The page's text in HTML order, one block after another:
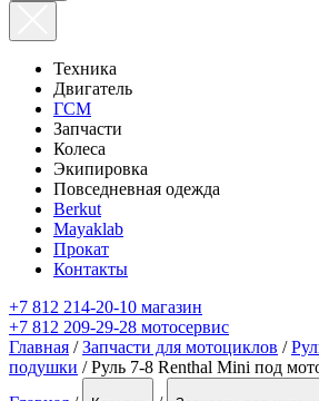
Техника
Двигатель
ГСМ
Запчасти
Колеса
Экипировка
Повседневная одежда
Berkut
Mayaklab
Прокат
Контакты
+7 812 214-20-10 магазин
+7 812 209-29-28 мотосервис
Главная /Запчасти для мотоциклов /
подушки / Руль 7-8 Renthal Mini под